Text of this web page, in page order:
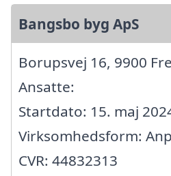
Bangsbo byg ApS
Borupsvej 16, 9900
Ansatte:
Startdato: 15. maj
Virksomhedsform:
CVR: 44832313